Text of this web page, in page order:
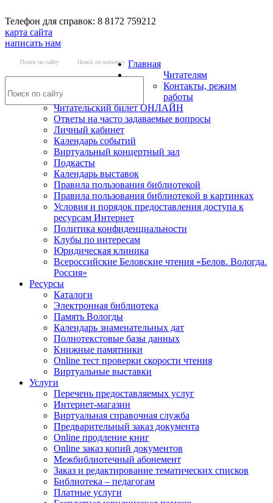
Телефон для справок: 8 8172 759212
карта сайта
написать нам
Поиск по сайту Поиск по каталогу Главная
Читателям
Контакты, режим
работы
Читательский билет ОНЛАЙН
Ответы на часто задаваемые вопросы
Личный кабинет
Календарь событий
Виртуальный концертный зал
Подкасты
Календарь выставок
Правила пользования библиотекой
Правила пользования библиотекой в картинках
Условия и порядок предоставления доступа к
ресурсам Интернет
Политика конфиденциальности
Клубы по интересам
Юридическая клиника
Всероссийские Беловские чтения «Белов. Вологда.
Россия»
Ресурсы
Каталоги
Электронная библиотека
Память Вологды
Календарь знаменательных дат
Полнотекстовые базы данных
Книжные памятники
Online тест проверки скорости чтения
Виртуальные выставки
Услуги
Перечень предоставляемых услуг
Интернет-магазин
Виртуальная справочная служба
Предварительный заказ документа
Online продление книг
Online заказ копий документов
Межбиблиотечный абонемент
Заказ и редактирование тематических списков
Библиотека – педагогам
Платные услуги